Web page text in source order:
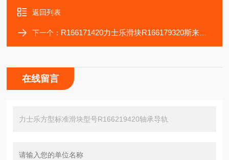
返回列表
下一个： R166171420力士乐滑块R166179320斯来福临EWAG传动轴承
在线留言